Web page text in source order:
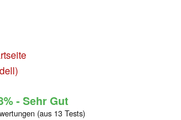
- Sehr Gut
(aus 13 Tests)